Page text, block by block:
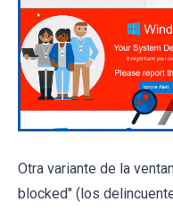
Otra variante de la
blocked" (los